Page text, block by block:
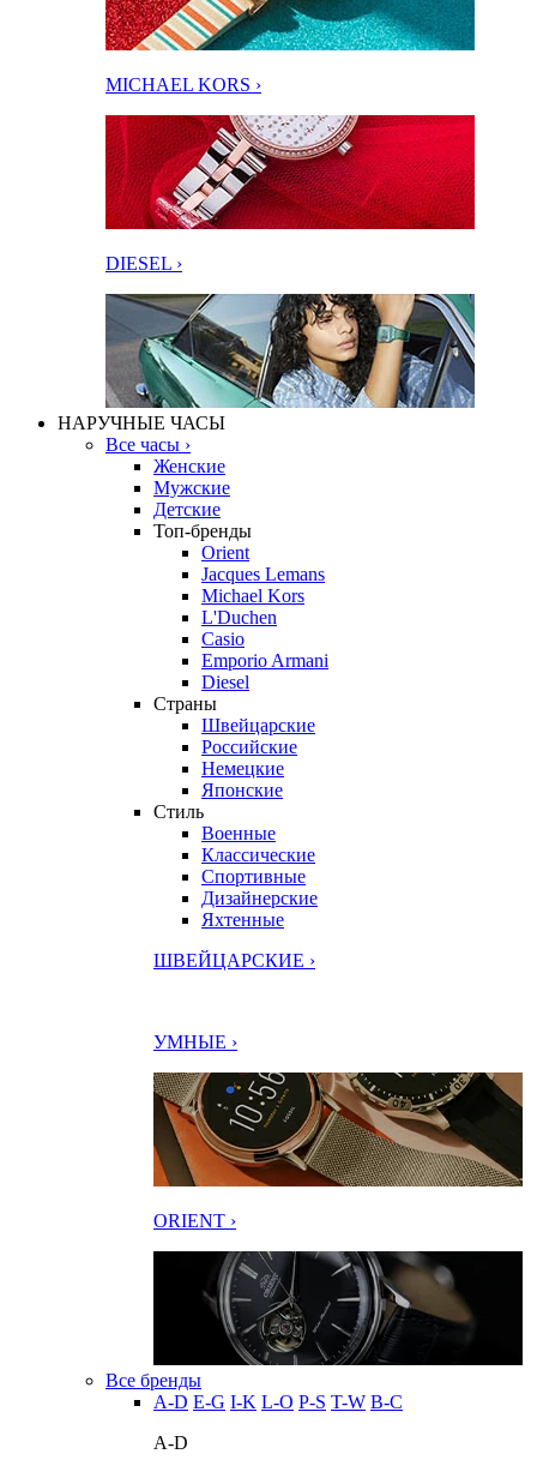
MICHAEL KORS ›
DIESEL ›
НАРУЧНЫЕ ЧАСЫ
Все часы ›
Женские
Мужские
Детские
Топ-бренды
Orient
Jacques Lemans
Michael Kors
L'Duchen
Casio
Emporio Armani
Diesel
Страны
Швейцарские
Российские
Немецкие
Японские
Стиль
Военные
Классические
Спортивные
Дизайнерские
Яхтенные
ШВЕЙЦАРСКИЕ ›
УМНЫЕ ›
ORIENT ›
Все бренды
A-D E-G I-K L-O P-S T-W В-С
A-D